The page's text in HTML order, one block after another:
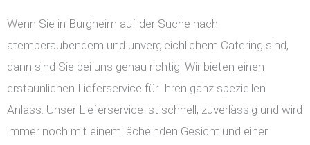
Wenn Sie in Burgheim auf der Suche nach
atemberaubendem und unvergleichlichem Catering sind,
dann sind Sie bei uns genau richtig! Wir bieten einen
erstaunlichen Lieferservice für Ihren ganz speziellen
Anlass. Unser Lieferservice ist schnell, zuverlässig und wird
immer noch mit einem lächelnden Gesicht und einer